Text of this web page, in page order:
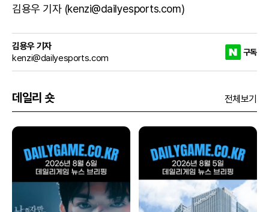
김용우 기자 (kenzi@dailyesports.com)
김용우 기자
kenzi@dailyesports.com
구독
데일리 숏 전체보기